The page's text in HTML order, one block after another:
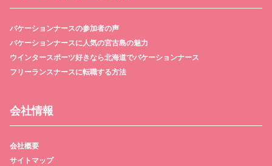
バケーションナースの参加者の声
バケーションナースに人気の宮古島の魅力
ウインタースポーツ好きなら北海道でバケーションナース
フリーランスナースに転職する方法
会社情報
会社概要
サイトマップ